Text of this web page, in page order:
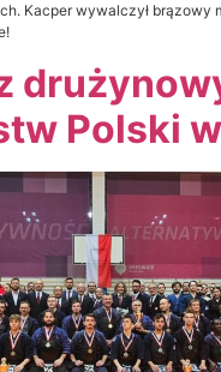
Kacper wywalczył brązowy
Polski